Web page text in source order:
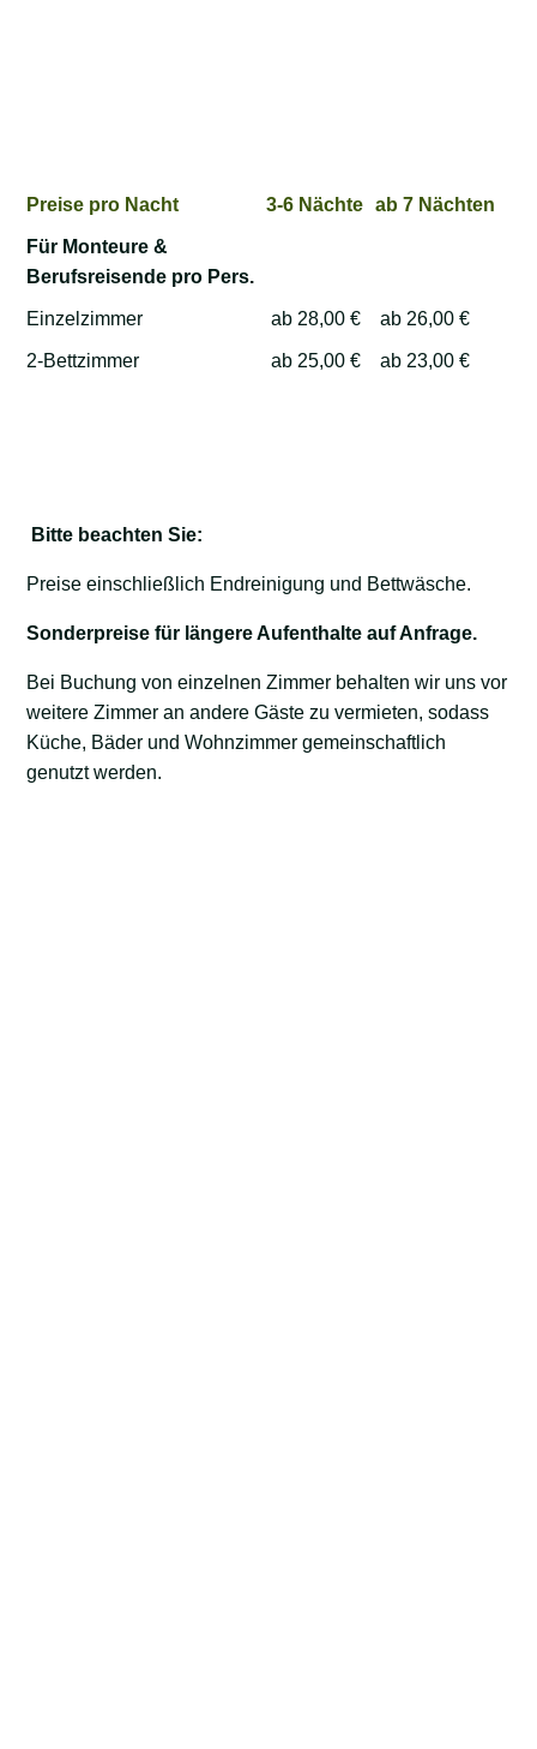
Preise pro Nacht 3-6 Nächte ab 7 Nächten
Für Monteure &
Berufsreisende pro Pers.
Einzelzimmer ab 28,00 € ab 26,00 €
2-Bettzimmer ab 25,00 € ab 23,00 €
Bitte beachten Sie:
Preise einschließlich Endreinigung und Bettwäsche.
Sonderpreise für längere Aufenthalte auf Anfrage.
Bei Buchung von einzelnen Zimmer behalten wir uns vor
weitere Zimmer an andere Gäste zu vermieten, sodass
Küche, Bäder und Wohnzimmer gemeinschaftlich
genutzt werden.